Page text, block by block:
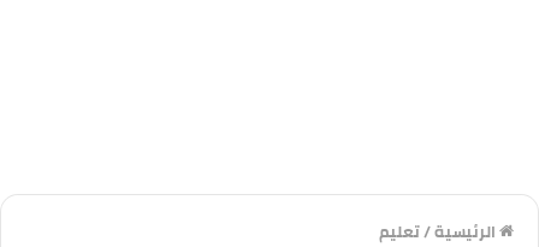
الرئيسية/تعليم